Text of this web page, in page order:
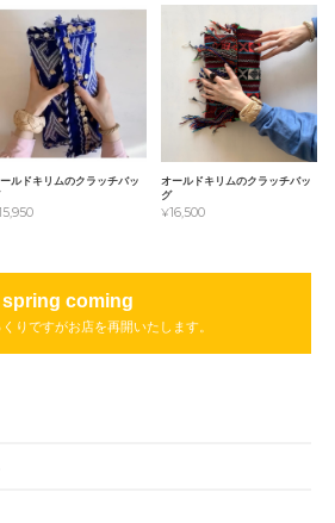
ルドキリムのクラッチバッ
オールドキリムのクラッチバッ
グ
¥16,500
spring coming
りですがお店を再開いたします。